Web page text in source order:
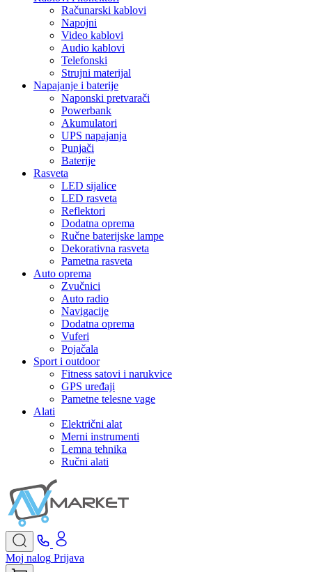
Računarski kablovi
Napojni
Video kablovi
Audio kablovi
Telefonski
Strujni materijal
Napajanje i baterije
Naponski pretvarači
Powerbank
Akumulatori
UPS napajanja
Punjači
Baterije
Rasveta
LED sijalice
LED rasveta
Reflektori
Dodatna oprema
Ručne baterijske lampe
Dekorativna rasveta
Pametna rasveta
Auto oprema
Zvučnici
Auto radio
Navigacije
Dodatna oprema
Vuferi
Pojačala
Sport i outdoor
Fitness satovi i narukvice
GPS uređaji
Pametne telesne vage
Alati
Električni alat
Merni instrumenti
Lemna tehnika
Ručni alati
Moj nalog Prijava